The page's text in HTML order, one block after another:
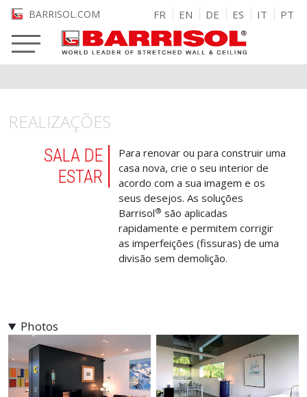
Passar para o conteúdo principal
BARRISOL.COM FR EN DE ES IT PT
REALIZAÇÕES
SALA DE
ESTAR
Para renovar ou para construir uma
casa nova, crie o seu interior de
acordo com a sua imagem e os
seus desejos. As soluções
Barrisol® são aplicadas
rapidamente e permitem corrigir
as imperfeições (fissuras) de uma
divisão sem demolição.
Photos